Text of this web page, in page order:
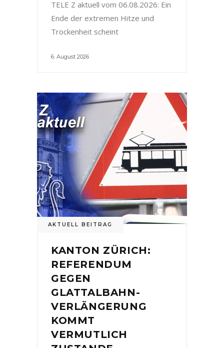
TELE Z aktuell vom 06.08.2026: Ein
Ende der extremen Hitze und
Trockenheit scheint
6. August 2026
AKTUELL BEITRAG
KANTON ZÜRICH:
REFERENDUM
GEGEN
GLATTALBAHN-
VERLÄNGERUNG
KOMMT
VERMUTLICH